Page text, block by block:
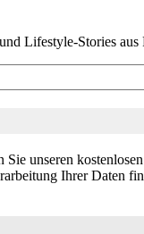
Lifestyle-Stories
unseren
Ihrer Daten